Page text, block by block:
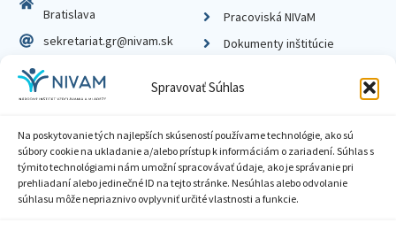
Spravovať Súhlas
Na poskytovanie tých najlepších skúseností používame technológie, ako sú
súbory cookie na ukladanie a/alebo prístup k informáciám o zariadení. Súhlas s
týmito technológiami nám umožní spracovávať údaje, ako je správanie pri
prehliadaní alebo jedinečné ID na tejto stránke. Nesúhlas alebo odvolanie
súhlasu môže nepriaznivo ovplyvniť určité vlastnosti a funkcie.
Bratislava
sekretariat.gr@nivam.sk
IČO: 00164348
DIČ: 2020798714
Pracoviská NIVaM
Dokumenty inštitúcie
Zásady ochrany súkromia